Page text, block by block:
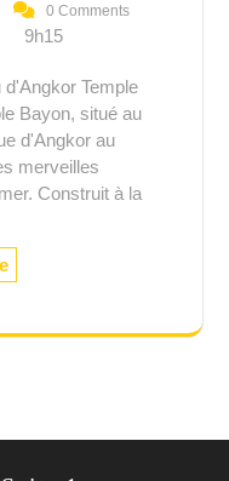
0 Comments
9h15
Temple
Bayon, situé au
d'Angkor au
merveilles
Construit à la